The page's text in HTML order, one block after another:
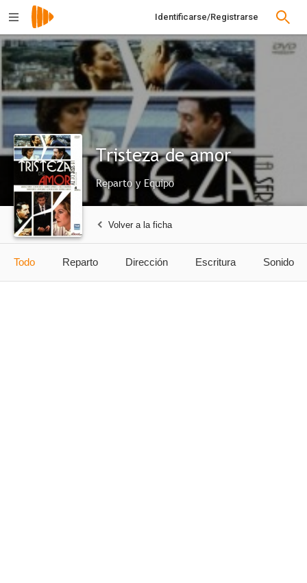
Identificarse/Registrarse
Tristeza de amor
Reparto y Equipo
Volver a la ficha
Todo Reparto Dirección Escritura Sonido